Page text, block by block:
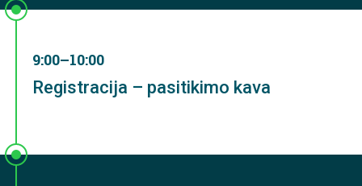
9:00–10:00
Registracija – pasitikimo kava